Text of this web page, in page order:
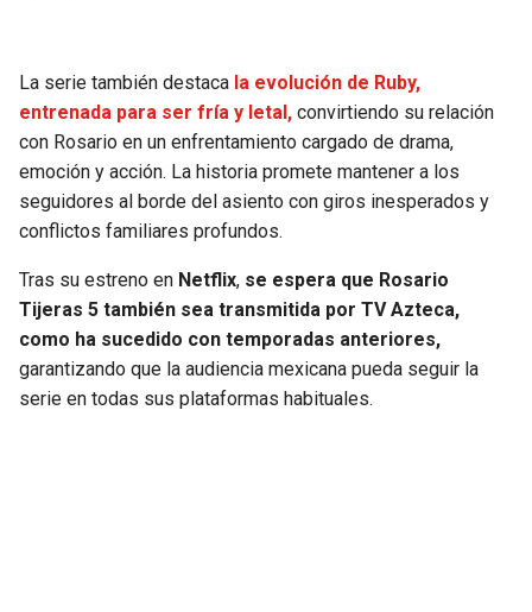
La serie también destaca la evolución de Ruby,
entrenada para ser fría y letal, convirtiendo su relación
con Rosario en un enfrentamiento cargado de drama,
emoción y acción. La historia promete mantener a los
seguidores al borde del asiento con giros inesperados y
conflictos familiares profundos.
Tras su estreno en Netflix, se espera que Rosario
Tijeras 5 también sea transmitida por TV Azteca,
como ha sucedido con temporadas anteriores,
garantizando que la audiencia mexicana pueda seguir la
serie en todas sus plataformas habituales.